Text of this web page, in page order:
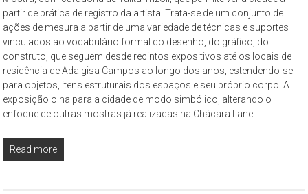
–
propõe
constituir-
se
como
um
espaço
de
reflexão,
que
partir de prática de registro da artista. Trata-se de um conjunto de
ações de mesura a partir de uma variedade de técnicas e suportes
vinculados ao vocabulário formal do desenho, do gráfico, do
construto, que seguem desde recintos expositivos até os locais de
residência de Adalgisa Campos ao longo dos anos, estendendo-se
para objetos, itens estruturais dos espaços e seu próprio corpo. A
exposição olha para a cidade de modo simbólico, alterando o
enfoque de outras mostras já realizadas na Chácara Lane.
Read more